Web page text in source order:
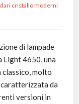
cristallo moderni
di lampade
Light 4650, una
classico, molto
da
versioni in